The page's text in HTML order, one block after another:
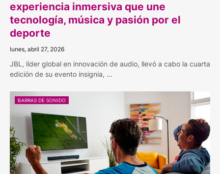
experiencia inmersiva que une
tecnología, música y pasión por el
deporte
lunes, abril 27, 2026
JBL, líder global en innovación de audio, llevó a cabo la cuarta
edición de su evento insignia, …
BARRAS DE SONIDO